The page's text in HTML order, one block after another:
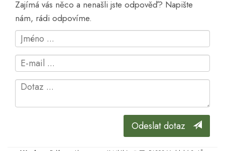
Zajímá vás něco a nenašli jste odpověď? Napište
nám, rádi odpovíme.
Odeslat dotaz